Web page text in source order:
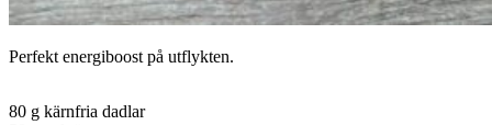
Perfekt energiboost på utflykten.
80 g kärnfria dadlar